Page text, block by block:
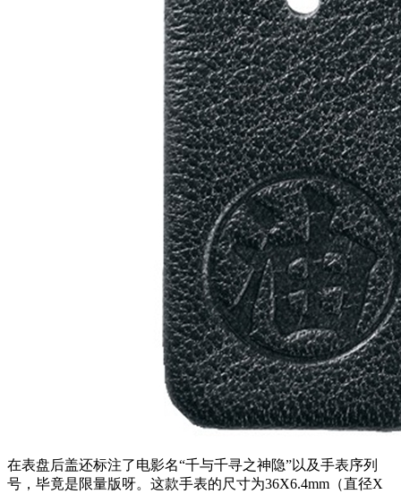
在表盘后盖还标注了电影名“千与千寻之神隐”以及手表序列
号，毕竟是限量版呀。这款手表的尺寸为36X6.4mm（直径X